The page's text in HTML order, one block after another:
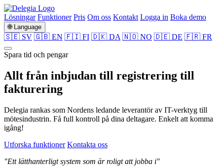
Lösningar Funktioner Pris Om oss Kontakt Logga in Boka demo
🌐 Language
🇸🇪 SV 🇬🇧 EN 🇫🇮 FI 🇩🇰 DA 🇳🇴 NO 🇩🇪 DE 🇫🇷 FR
Spara tid och pengar
Allt från inbjudan till registrering till
fakturering
Delegia rankas som Nordens ledande leverantör av IT-verktyg till
mötesindustrin. Få full kontroll på dina deltagare. Enkelt att komma
igång!
Utforska funktioner Kontakta oss
"Ett lätthanterligt system som är roligt att jobba i"